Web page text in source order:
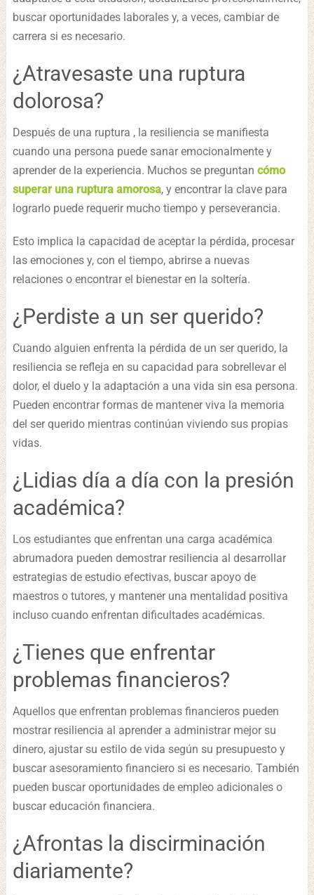
buscar oportunidades laborales y, a veces, cambiar de
carrera si es necesario.
¿Atravesaste una ruptura
dolorosa?
Después de una ruptura , la resiliencia se manifiesta
cuando una persona puede sanar emocionalmente y
aprender de la experiencia. Muchos se preguntan cómo
superar una ruptura amorosa, y encontrar la clave para
lograrlo puede requerir mucho tiempo y perseverancia.
Esto implica la capacidad de aceptar la pérdida, procesar
las emociones y, con el tiempo, abrirse a nuevas
relaciones o encontrar el bienestar en la soltería.
¿Perdiste a un ser querido?
Cuando alguien enfrenta la pérdida de un ser querido, la
resiliencia se refleja en su capacidad para sobrellevar el
dolor, el duelo y la adaptación a una vida sin esa persona.
Pueden encontrar formas de mantener viva la memoria
del ser querido mientras continúan viviendo sus propias
vidas.
¿Lidias día a día con la presión
académica?
Los estudiantes que enfrentan una carga académica
abrumadora pueden demostrar resiliencia al desarrollar
estrategias de estudio efectivas, buscar apoyo de
maestros o tutores, y mantener una mentalidad positiva
incluso cuando enfrentan dificultades académicas.
¿Tienes que enfrentar
problemas financieros?
Aquellos que enfrentan problemas financieros pueden
mostrar resiliencia al aprender a administrar mejor su
dinero, ajustar su estilo de vida según su presupuesto y
buscar asesoramiento financiero si es necesario. También
pueden buscar oportunidades de empleo adicionales o
buscar educación financiera.
¿Afrontas la discirminación
diariamente?